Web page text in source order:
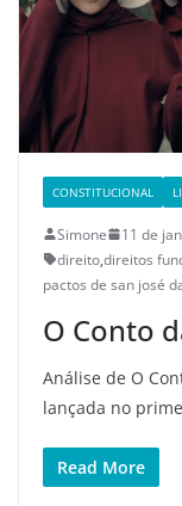
CONSTITUCIONAL
Simone 11 de
direito,direitos
pactos de san josé
O Conto
Análise de O
lançada no
Read More